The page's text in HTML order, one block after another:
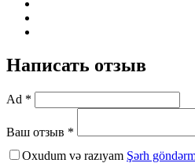
Написать отзыв
Ad *
Ваш отзыв *
Oxudum və razıyam Şərh